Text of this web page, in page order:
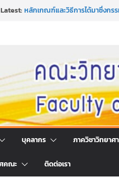
Latest:หลักเกณฑ์และวิธีการได้มาซึ่งก
ประจำปี พ.ศ. 2569
ประกาศสัปดาห์วิทยาศาสตร์แห่ง
กิจกรรมการให้บริการคำปรึกษา
คณะวิทยาศาสตร์และเทคโนโลยี
บุคลากร ภาควิชาวิทยาศ
คณะ ติดต่อเรา